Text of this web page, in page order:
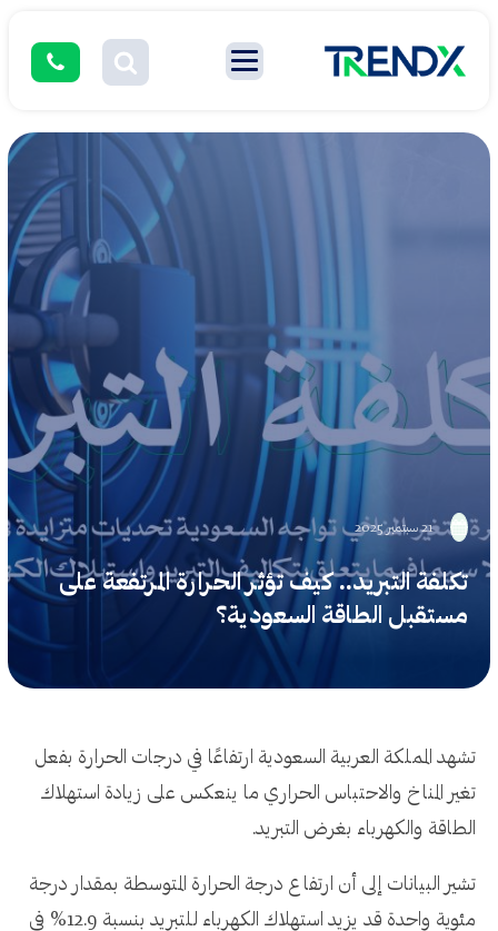
21 سبتمبر 2025
تكلفة التبريد.. كيف تؤثر الحرارة المرتفعة على
مستقبل الطاقة السعودية؟
تشهد المملكة العربية السعودية ارتفاعًا في درجات الحرارة بفعل
تغير المناخ والاحتباس الحراري ما ينعكس على زيادة استهلاك
الطاقة والكهرباء بغرض التبريد.
تشير البيانات إلى أن ارتفاع درجة الحرارة المتوسطة بمقدار درجة
مئوية واحدة قد يزيد استهلاك الكهرباء للتبريد بنسبة 12.9% في